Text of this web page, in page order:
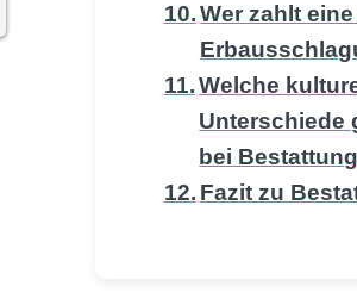
Wer zahlt
Welche
Unterschiede
bei
Fazit zu